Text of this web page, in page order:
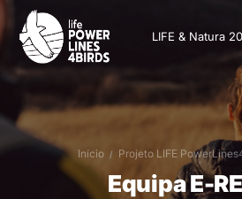
LIFE & Natura
Início Projeto LIFE
Equipa E-